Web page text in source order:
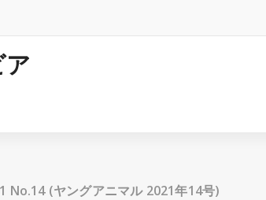
No.14 (ヤングアニマル 2021年14号)